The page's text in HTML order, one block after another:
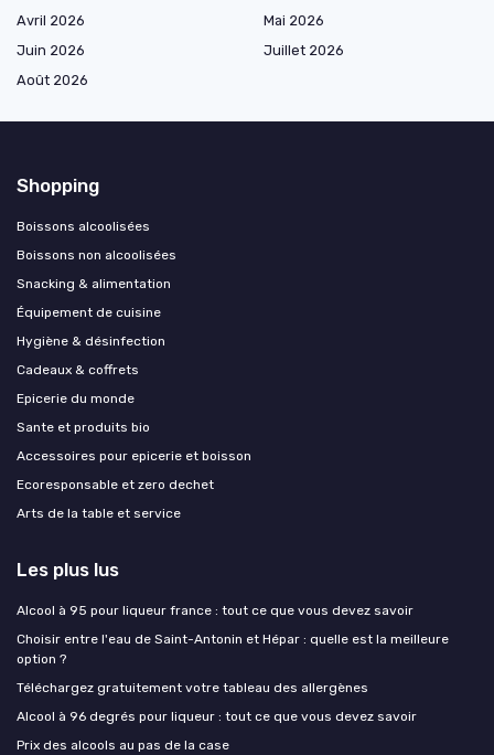
Avril 2026
Mai 2026
Juin 2026
Juillet 2026
Août 2026
Shopping
Boissons alcoolisées
Boissons non alcoolisées
Snacking & alimentation
Équipement de cuisine
Hygiène & désinfection
Cadeaux & coffrets
Epicerie du monde
Sante et produits bio
Accessoires pour epicerie et boisson
Ecoresponsable et zero dechet
Arts de la table et service
Les plus lus
Alcool à 95 pour liqueur france : tout ce que vous devez savoir
Choisir entre l'eau de Saint-Antonin et Hépar : quelle est la meilleure
option ?
Téléchargez gratuitement votre tableau des allergènes
Alcool à 96 degrés pour liqueur : tout ce que vous devez savoir
Prix des alcools au pas de la case